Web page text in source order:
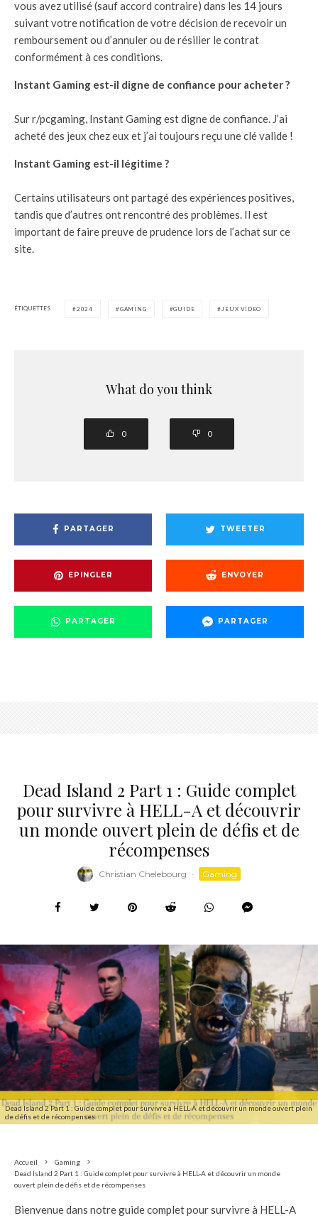
vous avez utilisé (sauf accord contraire) dans les 14 jours
suivant votre notification de votre décision de recevoir un
remboursement ou d’annuler ou de résilier le contrat
conformément à ces conditions.
Instant Gaming est-il digne de confiance pour acheter ?
Sur r/pcgaming, Instant Gaming est digne de confiance. J’ai
acheté des jeux chez eux et j’ai toujours reçu une clé valide !
Instant Gaming est-il légitime ?
Certains utilisateurs ont partagé des expériences positives,
tandis que d’autres ont rencontré des problèmes. Il est
important de faire preuve de prudence lors de l’achat sur ce
site.
ÉTIQUETTES 2024 GAMING GUIDE JEUX VIDEO
What do you think
0 0
PARTAGER TWEETER
EPINGLER ENVOYER
PARTAGER PARTAGER
Dead Island 2 Part 1 : Guide complet
pour survivre à HELL-A et découvrir
un monde ouvert plein de défis et de
récompenses
Christian Chelebourg · Gaming
Dead Island 2 Part 1 : Guide complet pour survivre à HELL-A et découvrir un monde ouvert plein
de défis et de récompenses
Accueil
Gaming
Dead Island 2 Part 1 : Guide complet pour survivre à HELL-A et découvrir un monde
ouvert plein de défis et de récompenses
Bienvenue dans notre guide complet pour survivre à HELL-A